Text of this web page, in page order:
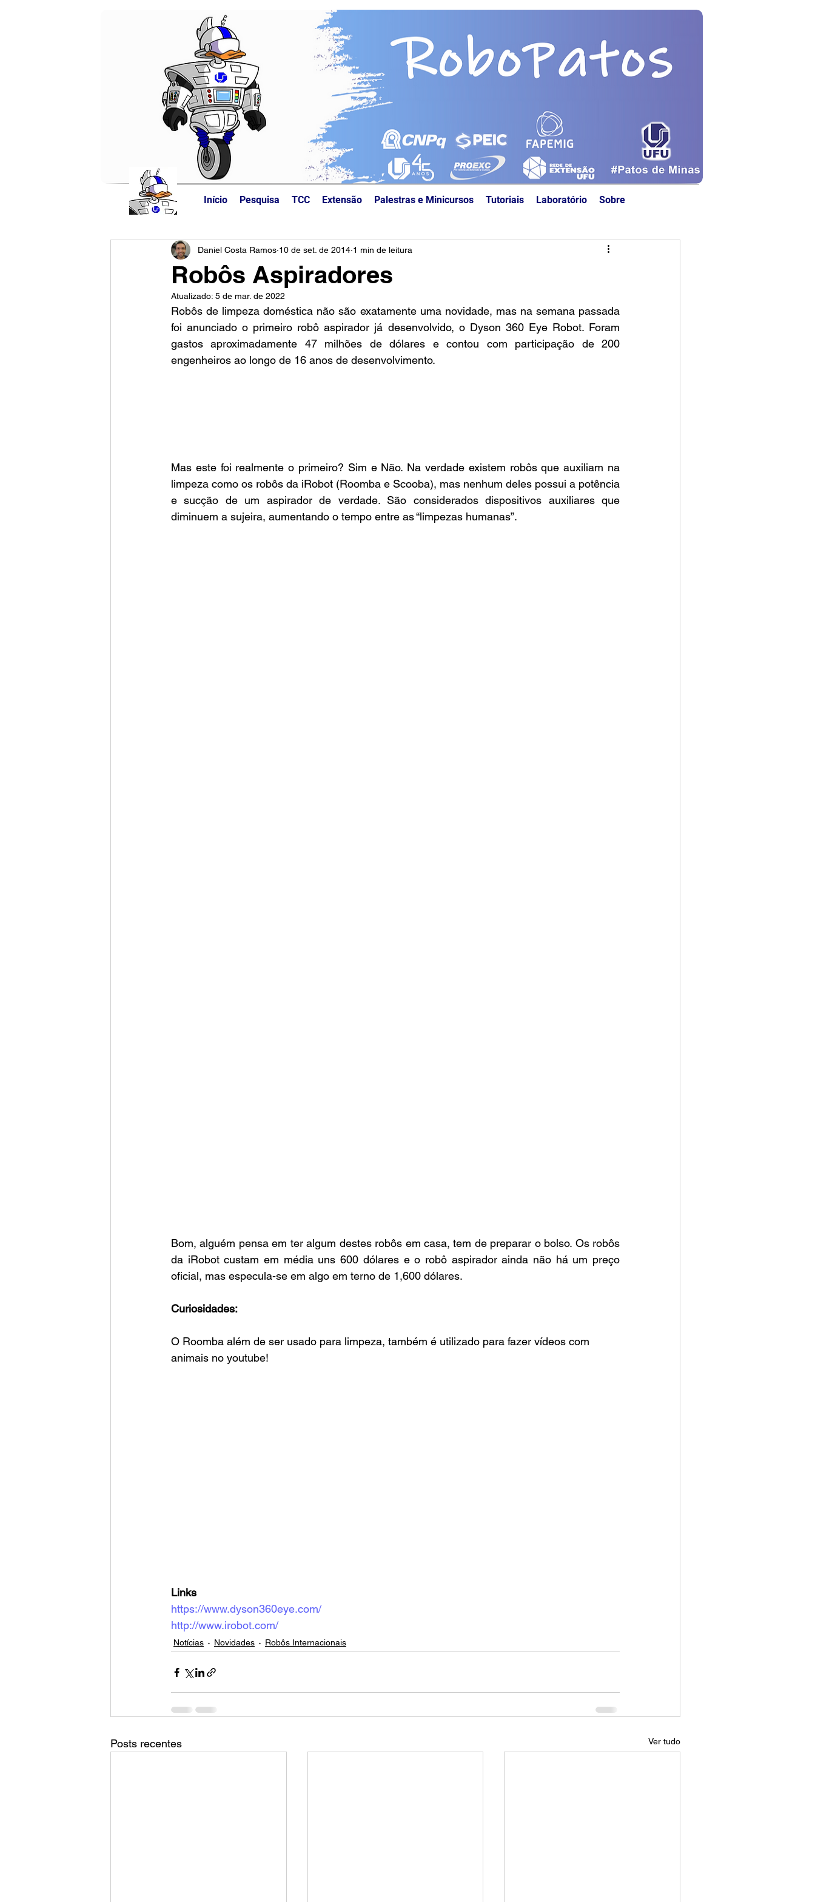
Início Pesquisa TCC Extensão Palestras e Minicursos Tutoriais Laboratório Sobre
Robôs Aspiradores
Daniel Costa Ramos 10 de set. de 2014 1 min de leitura
Atualizado: 5 de mar. de 2022
Robôs de limpeza doméstica não são exatamente uma novidade, mas na semana passada
foi anunciado o primeiro robô aspirador já desenvolvido, o Dyson 360 Eye Robot. Foram
gastos aproximadamente 47 milhões de dólares e contou com participação de 200
engenheiros ao longo de 16 anos de desenvolvimento.
Mas este foi realmente o primeiro? Sim e Não. Na verdade existem robôs que auxiliam na
limpeza como os robôs da iRobot (Roomba e Scooba), mas nenhum deles possui a potência
e sucção de um aspirador de verdade. São considerados dispositivos auxiliares que
diminuem a sujeira, aumentando o tempo entre as “limpezas humanas”.
Bom, alguém pensa em ter algum destes robôs em casa, tem de preparar o bolso. Os robôs
da iRobot custam em média uns 600 dólares e o robô aspirador ainda não há um preço
oficial, mas especula-se em algo em terno de 1,600 dólares.
Curiosidades:
O Roomba além de ser usado para limpeza, também é utilizado para fazer vídeos com
animais no youtube!
Links
https://www.dyson360eye.com/
http://www.irobot.com/
Notícias Novidades Robôs Internacionais
Posts recentes Ver tudo